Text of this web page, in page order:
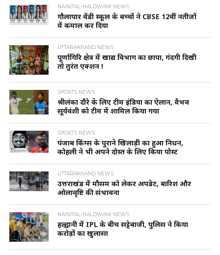
NAINITAL-HALDWANI NEWS
गौलापार वेंडी स्कूल के बच्चों ने CBSE 12वीं नतीजों
में कमाल कर दिया
UTTARAKHAND NEWS
पूर्णागिरि क्षेत्र में खाद्य विभाग का छापा, गंदगी दिखी
तो तुरंत एक्शन !
SPORTS NEWS
श्रीलंका दौरे के लिए टीम इंडिया का ऐलान, वैभव
सूर्यवंशी को टीम में शामिल किया गया
SPORTS NEWS
पंजाब किंग्स के पुराने खिलाड़ी का हुआ निधन,
कोहली ने भी अपने दोस्त के लिए किया पोस्ट
UTTARAKHAND NEWS
उत्तराखंड में मौसम को लेकर अपडेट, बारिश और
ओलावृष्टि की संभावना
NAINITAL-HALDWANI NEWS
हल्द्वानी में IPL के बीच सट्टेबाजी, पुलिस ने किया
करोड़ों का खुलासा